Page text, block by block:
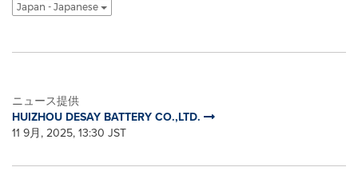
Japan - Japanese
ニュース提供
HUIZHOU DESAY BATTERY CO.,LTD.
11 9月, 2025, 13:30 JST